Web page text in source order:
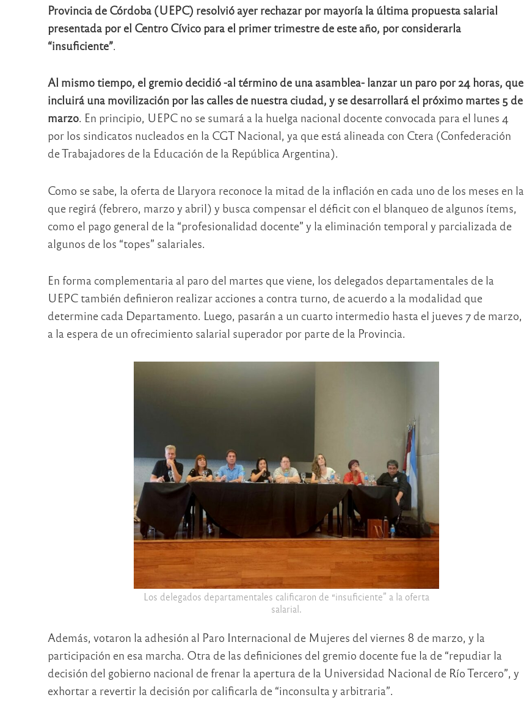
Provincia de Córdoba (UEPC) resolvió ayer rechazar por mayoría la última propuesta salarial
presentada por el Centro Cívico para el primer trimestre de este año, por considerarla
“insuficiente”.
Al mismo tiempo, el gremio decidió -al término de una asamblea- lanzar un paro por 24 horas, que
incluirá una movilización por las calles de nuestra ciudad, y se desarrollará el próximo martes 5 de
marzo. En principio, UEPC no se sumará a la huelga nacional docente convocada para el lunes 4
por los sindicatos nucleados en la CGT Nacional, ya que está alineada con Ctera (Confederación
de Trabajadores de la Educación de la República Argentina).
Como se sabe, la oferta de Llaryora reconoce la mitad de la inflación en cada uno de los meses en la
que regirá (febrero, marzo y abril) y busca compensar el déficit con el blanqueo de algunos ítems,
como el pago general de la “profesionalidad docente” y la eliminación temporal y parcializada de
algunos de los “topes” salariales.
En forma complementaria al paro del martes que viene, los delegados departamentales de la
UEPC también definieron realizar acciones a contra turno, de acuerdo a la modalidad que
determine cada Departamento. Luego, pasarán a un cuarto intermedio hasta el jueves 7 de marzo,
a la espera de un ofrecimiento salarial superador por parte de la Provincia.
Los delegados departamentales calificaron de “insuficiente” a la oferta
salarial.
Además, votaron la adhesión al Paro Internacional de Mujeres del viernes 8 de marzo, y la
participación en esa marcha. Otra de las definiciones del gremio docente fue la de “repudiar la
decisión del gobierno nacional de frenar la apertura de la Universidad Nacional de Río Tercero”, y
exhortar a revertir la decisión por calificarla de “inconsulta y arbitraria”.